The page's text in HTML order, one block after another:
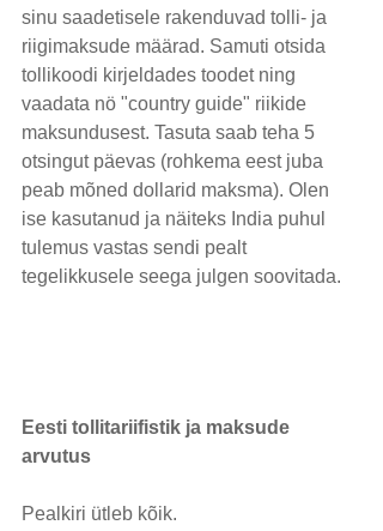
sinu saadetisele rakenduvad tolli- ja
riigimaksude määrad. Samuti otsida
tollikoodi kirjeldades toodet ning
vaadata nö "country guide" riikide
maksundusest. Tasuta saab teha 5
otsingut päevas (rohkema eest juba
peab mõned dollarid maksma). Olen
ise kasutanud ja näiteks India puhul
tulemus vastas sendi pealt
tegelikkusele seega julgen soovitada.
Eesti tollitariifistik ja maksude
arvutus
Pealkiri ütleb kõik.